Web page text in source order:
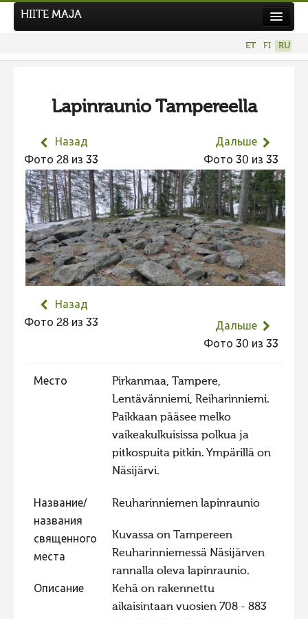
Hiite kuvavõistlus 2026
Фотоконкурс 2025
Не учитываются 2025
Видео 2025
Фотоконкурс 2024
Не учитываются 2024
Видео 2024
Фотоконкурс 2023
Не учитываются 2023
Не учитываются 2022
Фотоконкурс 2019
Фотоконкурс 2017
Фотоконкурс 2016
HIITE MAJA
ET FI RU
Lapinraunio Tampereella
Назад
Фото 28 из 33
Дальше
Фото 30 из 33
Назад
Фото 28 из 33
Дальше
Фото 30 из 33
Место
Pirkanmaa, Tampere,
Lentävänniemi, Reiharinniemi.
Paikkaan pääsee melko
vaikeakulkuisissa polkua ja
pitkospuita pitkin. Ympärillä on
Näsijärvi.
Название/
названия
священного
места
Reuharinniemen lapinraunio
Описание
Kuvassa on Tampereen
Reuharinniemessä Näsijärven
rannalla oleva lapinraunio.
Kehä on rakennettu
aikaisintaan vuosien 708 - 883